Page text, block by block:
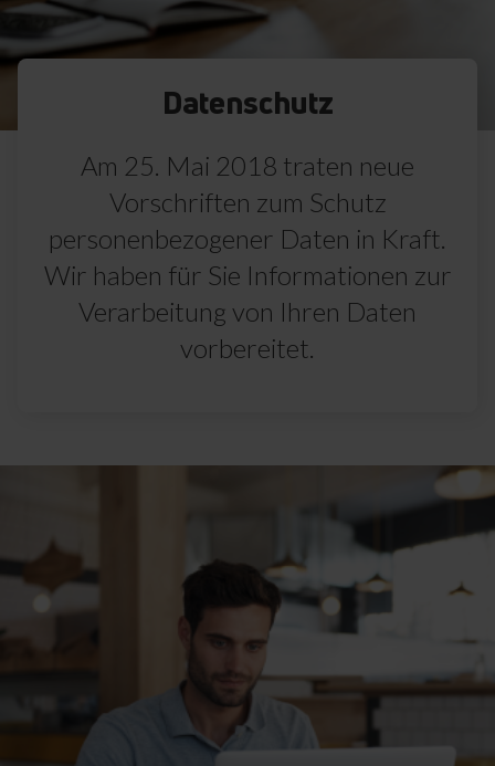
Datenschutz
Am 25. Mai 2018 traten neue
Vorschriften zum Schutz
personenbezogener Daten in Kraft.
Wir haben für Sie Informationen zur
Verarbeitung von Ihren Daten
vorbereitet.